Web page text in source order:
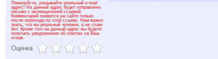
Пожалуйста, указывайте реальный e-mail
адрес! На данный адрес будет отправлено
письмо с активационной ссылкой.
Комментарий появится на сайте только
после перехода по этой ссылке. Нам важно
знать, что вы реальный человек, а не спам-
бот. Кроме того на данный адрес вы будете
получать уведомления об ответах на Ваш
отзыв.
Оценка